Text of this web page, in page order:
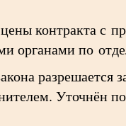
контракта с
органами по
разрешается
Уточнён